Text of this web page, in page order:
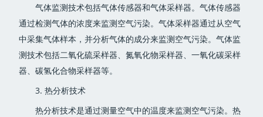
气体监测技术包括气体传感器和气体采样器。气体传感器
通过检测气体的浓度来监测空气污染。气体采样器通过从空气
中采集气体样本，并分析气体的成分来监测空气污染。气体监
测技术包括二氧化硫采样器、氮氧化物采样器、一氧化碳采样
器、碳氢化合物采样器等。
3. 热分析技术
热分析技术是通过测量空气中的温度来监测空气污染。热